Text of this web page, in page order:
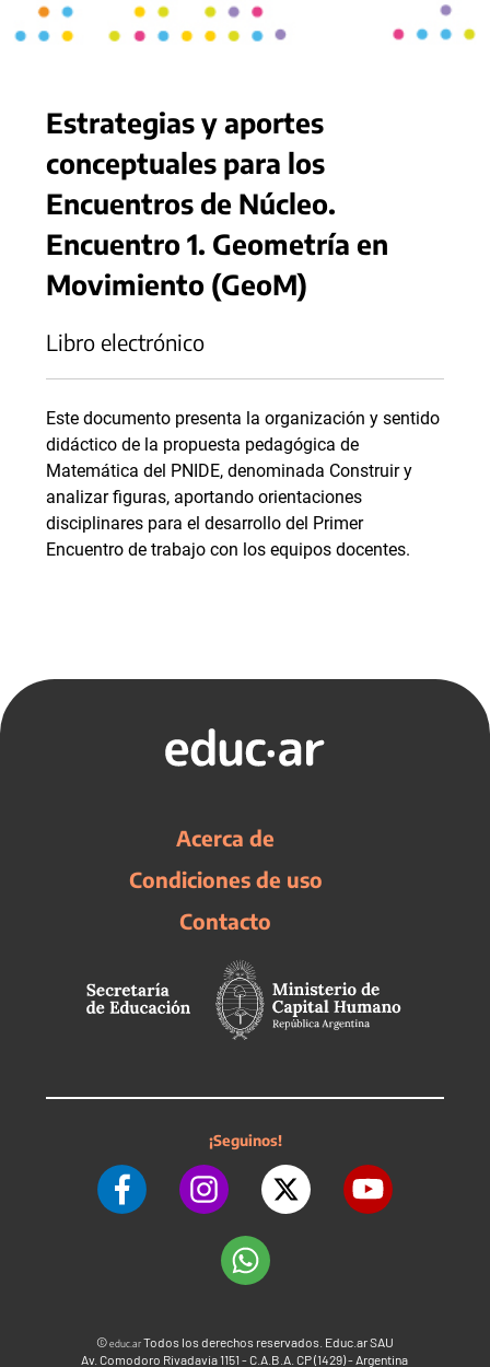
Estrategias y aportes
conceptuales para los
Encuentros de Núcleo.
Encuentro 1. Geometría en
Movimiento (GeoM)
Libro electrónico
Este documento presenta la organización y sentido
didáctico de la propuesta pedagógica de
Matemática del PNIDE, denominada Construir y
analizar figuras, aportando orientaciones
disciplinares para el desarrollo del Primer
Encuentro de trabajo con los equipos docentes.
Acerca de
Condiciones de uso
Contacto
¡Seguinos!
©educ.arTodos los derechos reservados. Educ.ar SAU
Av. Comodoro Rivadavia 1151 - C.A.B.A. CP (1429) - Argentina